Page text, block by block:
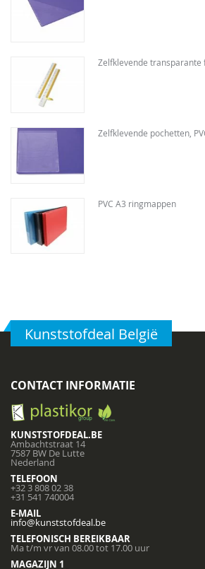
Zelfklevende transparante
Zelfklevende pochetten,
PVC A3 ringmappen
Kunststofdeal België
CONTACT INFORMATIE
KUNSTSTOFDEAL.BE
Ambachtstraat 14
7587 BW De Lutte
Nederland
TELEFOON
+32 3 808 02 38
+31 541 740004
E-MAIL
info@kunststofdeal.be
TELEFONISCH BEREIKBAAR
Ma t/m vr van 08.00 tot 17.00 uur
MAGAZIJN 1